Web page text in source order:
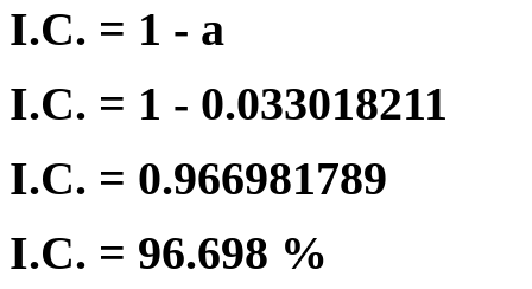
I.C. = 1 - a
I.C. = 1 - 0.033018211
I.C. = 0.966981789
I.C. = 96.698 %